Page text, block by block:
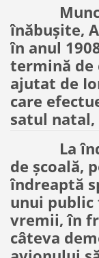
Muncit
înăbușite,
în anul
termină
ajutat de
care
satul
La
de școală,
îndreaptă
unui
vremii, în
câteva